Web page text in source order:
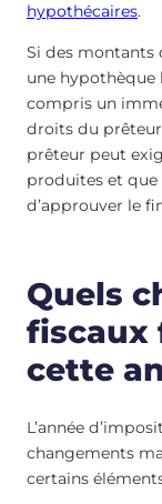
hypothécaires.
Si des montants
une hypothèque
compris un
droits du
prêteur peut
produites et que
d’approuver le
Quels
fiscaux
cette
L’année
changements
certains